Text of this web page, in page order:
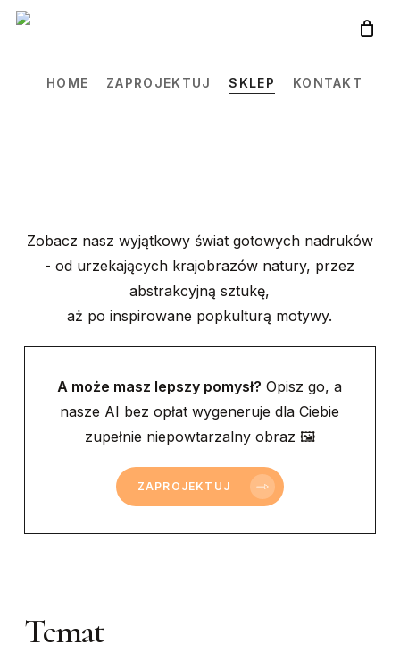
Skip
contentHOME ZAPROJEKTUJ SKLEP KONTAKT
Zobacz nasz wyjątkowy świat gotowych nadruków
- od urzekających krajobrazów natury, przez
abstrakcyjną sztukę,
aż po inspirowane popkulturą motywy.
A może masz lepszy pomysł? Opisz go, a
nasze AI bez opłat wygeneruje dla Ciebie
zupełnie niepowtarzalny obraz 🖼
ZAPROJEKTUJ
Temat